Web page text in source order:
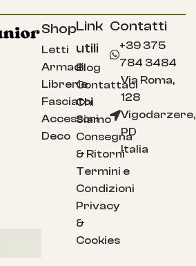
Shop
Letti
Armadi
Librerie
Fasciatoi
Accessori
Deco
Link
utili
Blog
Contattaci
Chi
Siamo
Consegna
& Ritorni
Termini e
Condizioni
Privacy
&
Cookies
Contatti
+39 375
784 3484
Via Roma,
128
Vigodarzere,
PD
Italia